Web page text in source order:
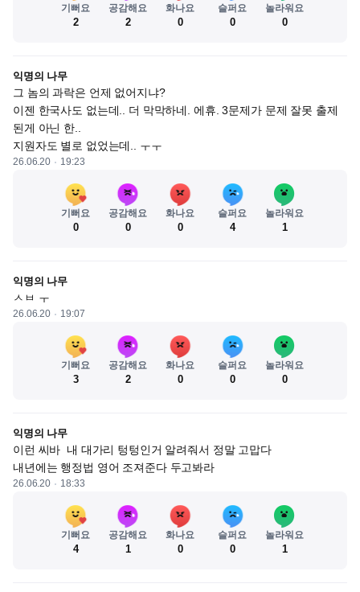
기뻐요
2
공감해요
2
화나요
0
슬퍼요
0
놀라워요
0
익명의 나무
그 놈의 과락은 언제 없어지냐?
이젠 한국사도 없는데.. 더 막막하네. 에휴. 3문제가 문제 잘못 출제
된게 아닌 한..
지원자도 별로 없었는데.. ㅜㅜ
26.06.20 19:23
기뻐요
0
공감해요
0
화나요
0
슬퍼요
4
놀라워요
1
익명의 나무
ㅅㅂ ㅜ
26.06.20 19:07
기뻐요
3
공감해요
2
화나요
0
슬퍼요
0
놀라워요
0
익명의 나무
이런 씨바  내 대가리 텅텅인거 알려줘서 정말 고맙다
내년에는 행정법 영어 조져준다 두고봐라
26.06.20 18:33
기뻐요
4
공감해요
1
화나요
0
슬퍼요
0
놀라워요
1